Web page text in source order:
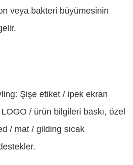
veya bakteri büyümesinin
Şişe etiket / ipek ekran
/ ürün bilgileri baskı, özel
/ mat / gilding sıcak